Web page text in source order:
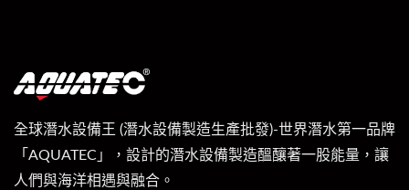
全球潛水設備王 (潛水設備製造生產批發)-世界潛水第一品牌
「AQUATEC」，設計的潛水設備製造醞釀著一股能量，讓
人們與海洋相遇與融合。